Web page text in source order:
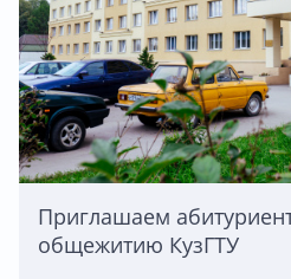
Приглашаем
общежитию КузГТУ